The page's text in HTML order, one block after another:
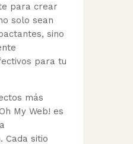
para crear
solo sean
sino
para tu
más
My Web! es
Cada sitio